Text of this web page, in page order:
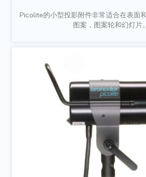
Picolite的小型投影附件非常适合在表面
图案，图案轮和幻灯片。